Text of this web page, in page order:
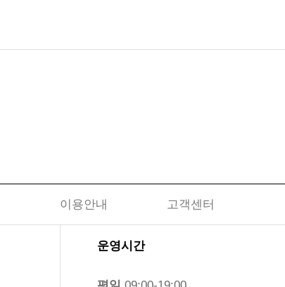
이용안내 고객센터
운영시간